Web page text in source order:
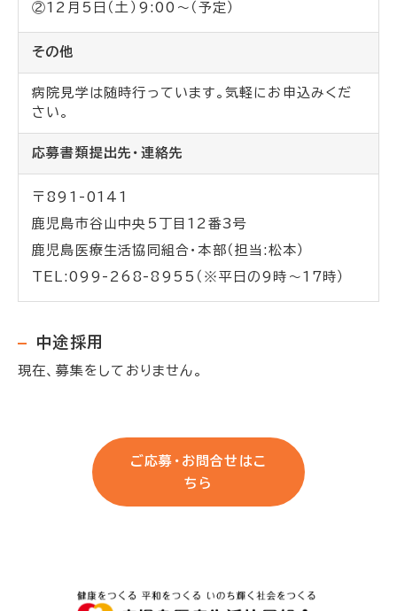
②12月5日（土）9:00～（予定）
その他
病院見学は随時行っています。気軽にお申込みくだ
さい。
応募書類提出先・連絡先
〒891-0141
鹿児島市谷山中央5丁目12番3号
鹿児島医療生活協同組合・本部（担当:松本）
TEL:099-268-8955（※平日の9時～17時）
中途採用
現在、募集をしておりません。
ご応募・お問合せはこ
ちら